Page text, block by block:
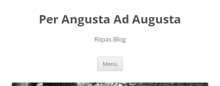
Per Angusta Ad Augusta
Riipas Blog
Menü